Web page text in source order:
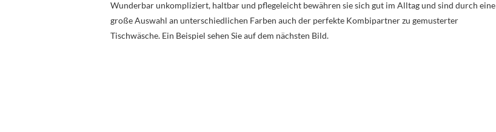
Wunderbar unkompliziert, haltbar und pflegeleicht bewähren sie sich gut im Alltag und sind durch eine
große Auswahl an unterschiedlichen Farben auch der perfekte Kombipartner zu gemusterter
Tischwäsche. Ein Beispiel sehen Sie auf dem nächsten Bild.